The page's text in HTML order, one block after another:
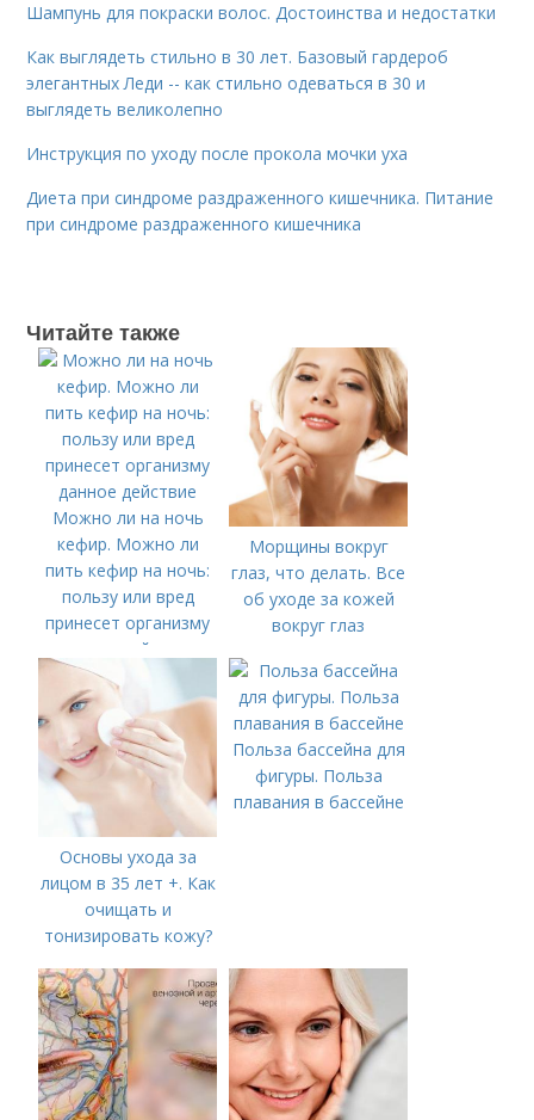
Шампунь для покраски волос. Достоинства и недостатки
Как выглядеть стильно в 30 лет. Базовый гардероб
элегантных Леди -- как стильно одеваться в 30 и
выглядеть великолепно
Инструкция по уходу после прокола мочки уха
Диета при синдроме раздраженного кишечника. Питание
при синдроме раздраженного кишечника
Читайте также
Можно ли на ночь
кефир. Можно ли
пить кефир на ночь:
пользу или вред
принесет организму
данное действие
Морщины вокруг
глаз, что делать. Все
об уходе за кожей
вокруг глаз
Основы ухода за
лицом в 35 лет +. Как
очищать и
тонизировать кожу?
Польза бассейна для
фигуры. Польза
плавания в бассейне